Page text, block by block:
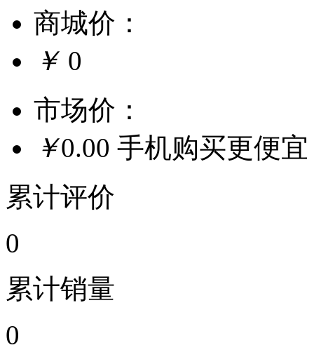
商城价：
￥ 0
市场价：
￥0.00 手机购买更便
累计评价
0
累计销量
0